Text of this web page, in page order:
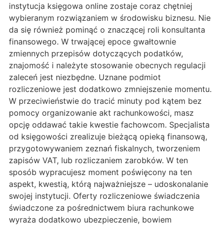
instytucja księgowa online zostaje coraz chętniej
wybieranym rozwiązaniem w środowisku biznesu. Nie
da się również pominąć o znaczącej roli konsultanta
finansowego. W trwającej epoce gwałtownie
zmiennych przepisów dotyczących podatków,
znajomość i należyte stosowanie obecnych regulacji
zaleceń jest niezbędne. Uznane podmiot
rozliczeniowe jest dodatkowo zmniejszenie momentu.
W przeciwieństwie do tracić minuty pod kątem bez
pomocy organizowanie akt rachunkowości, masz
opcję oddawać takie kwestie fachowcom. Specjalista
od księgowości zrealizuje bieżącą opieką finansową,
przygotowywaniem zeznań fiskalnych, tworzeniem
zapisów VAT, lub rozliczaniem zarobków. W ten
sposób wypracujesz moment poświęcony na ten
aspekt, kwestią, którą najważniejsze – udoskonalanie
swojej instytucji. Oferty rozliczeniowe świadczenia
świadczone za pośrednictwem biura rachunkowe
wyraża dodatkowo ubezpieczenie, bowiem